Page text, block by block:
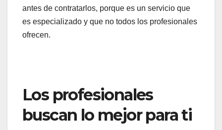
antes de contratarlos, porque es un servicio que
es especializado y que no todos los profesionales
ofrecen.
Los profesionales
buscan lo mejor para ti